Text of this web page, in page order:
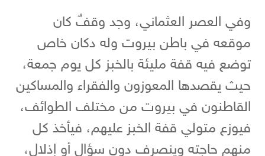
وفي العصر العثماني، وجد وقفٌ كان
موقعه في باطن بيروت وله دكان خاص
توضع فيه قفة مليئة بالخبز كل يوم جمعة،
حيث يقصدها المعوزون والفقراء والمساكين
القاطنون في بيروت من مختلف الطوائف،
فيوزع متولي قفة الخبز عليهم، فيأخذ كل
منهم حاجته وينصرف دون سؤال أو إذلال،